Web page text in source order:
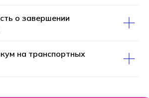
о завершении
на транспортных